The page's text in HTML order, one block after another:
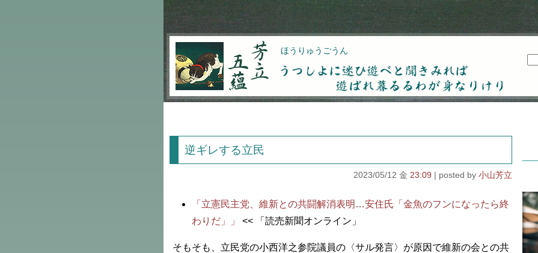
芳立五蘊 ほうりゅうごうん
うつしよに迷ひ遊べと聞きみれば遊ばれ暮るるわが
逆ギレする立民
2023/05/12 金 23:09 小山芳立
「立憲民主党、維新との共闘解消表明…安住氏「金魚のフンになったら終
わりだ」」
<< 「読売新聞オンライン」
そもそも、立民党の小西洋之参院議員の〈サル発言〉が原因で維新の会との共